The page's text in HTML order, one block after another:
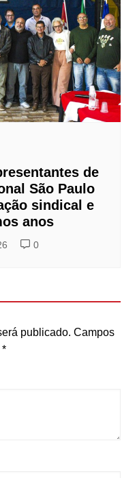
de
São Paulo
sindical e
anos
0
publicado. Campos
*